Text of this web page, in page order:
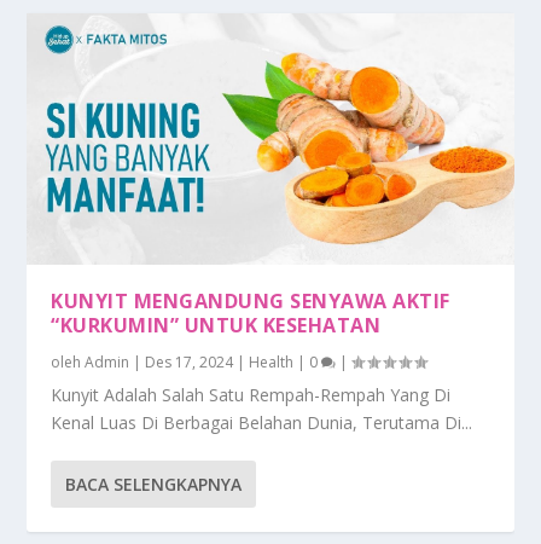
KUNYIT MENGANDUNG SENYAWA AKTIF
“KURKUMIN” UNTUK KESEHATAN
olehAdmin | Des 17, 2024| Health | 0 |
Kunyit Adalah Salah Satu Rempah-Rempah Yang Di
Kenal Luas Di Berbagai Belahan Dunia, Terutama Di...
BACA SELENGKAPNYA